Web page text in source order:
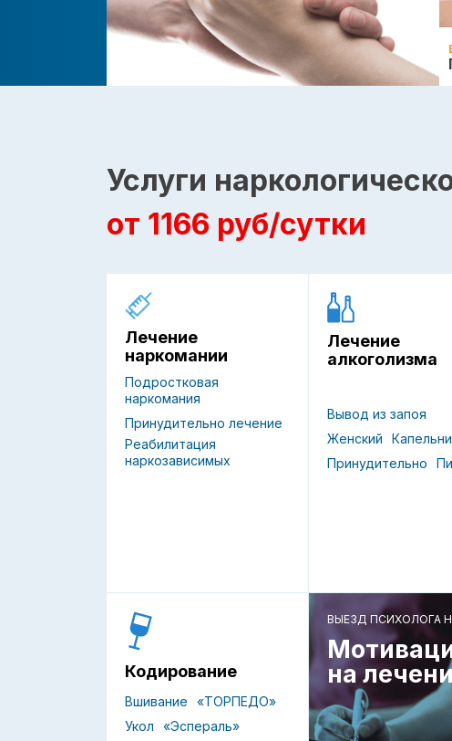
Услуги
от 1166 руб/сутки
Лечение
наркомании
Подростковая
наркомания
Принудительно лечение
Реабилитация
наркозависимых
Лечение
алкоголизма
Вывод из запоя
Женский
Принудительно
Кодирование
Вшивание
«ТОРПЕДО»
Укол
«Эспераль»
ВЫЕЗД ПСИХОЛОГА
на